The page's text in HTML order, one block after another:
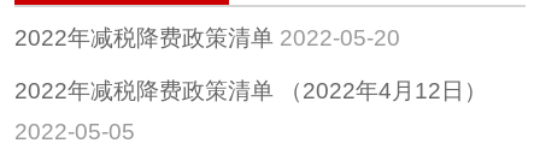
惠民惠农财政补贴专
招考招录
2022年减税降费政策清单 2022-05-20
2022年减税降费政策清单 （2022年4月12日）
2022-05-05